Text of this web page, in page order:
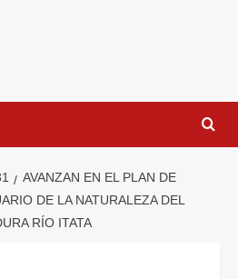
AVANZAN EN EL PLAN DE
DE LA NATURALEZA DEL
RÍO ITATA